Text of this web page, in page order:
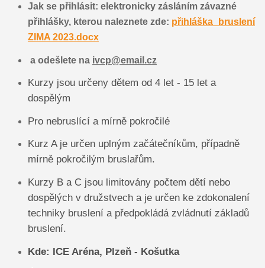
Jak se přihlásit: elektronicky zásláním závazné
přihlášky, kterou naleznete zde: přihláška_bruslení
ZIMA 2023.docx
a odešlete na ivcp@email.cz
Kurzy jsou určeny dětem od 4 let - 15 let a
dospělým
Pro nebruslící a mírně pokročilé
Kurz A je určen uplným začátečníkům, případně
mírně pokročilým bruslařům.
Kurzy B a C jsou limitovány počtem dětí nebo
dospělých v družstvech a je určen ke zdokonalení
techniky bruslení a předpokládá zvládnutí základů
bruslení.
Kde: ICE Aréna, Plzeň - Košutka